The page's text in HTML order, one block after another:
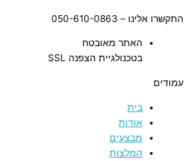
התקשרו אלינו – 050-610-0863
האתר מאובטח
בטכנולגיית הצפנה SSL
עמודים
בית
אודות
מבצעים
המלצות